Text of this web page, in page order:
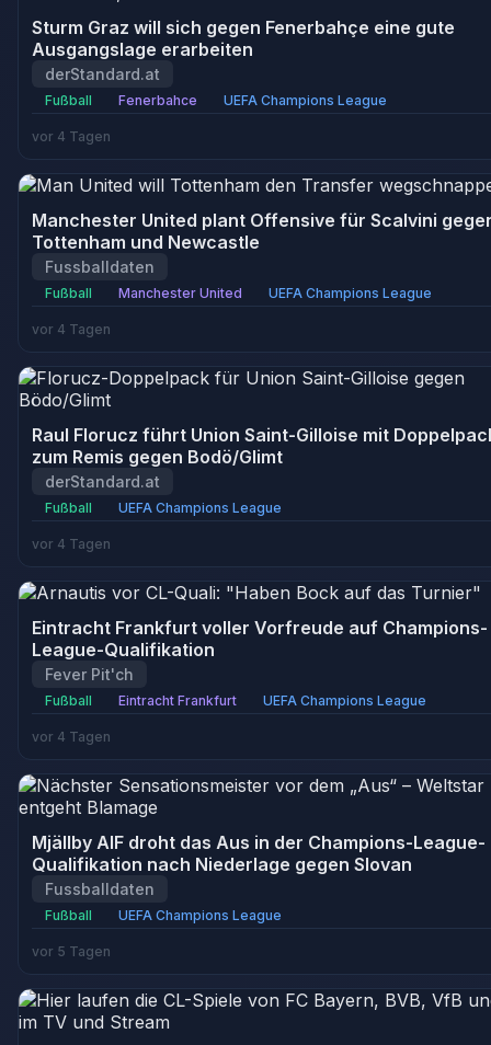
Sturm Graz will sich gegen Fenerbahçe eine gute
Ausgangslage erarbeiten
derStandard.at
Fußball Fenerbahce UEFA Champions League
vor 4 Tagen
Manchester United plant Offensive für Scalvini
Tottenham und Newcastle
Fussballdaten
Fußball Manchester United UEFA Champions League
vor 4 Tagen
Raul Florucz führt Union Saint-Gilloise mit
zum Remis gegen Bodö/Glimt
derStandard.at
Fußball UEFA Champions League
vor 4 Tagen
Eintracht Frankfurt voller Vorfreude auf Champions-
League-Qualifikation
Fever Pit'ch
Fußball Eintracht Frankfurt UEFA Champions League
vor 4 Tagen
Mjällby AIF droht das Aus in der Champions-League-
Qualifikation nach Niederlage gegen Slovan
Fussballdaten
Fußball UEFA Champions League
vor 5 Tagen